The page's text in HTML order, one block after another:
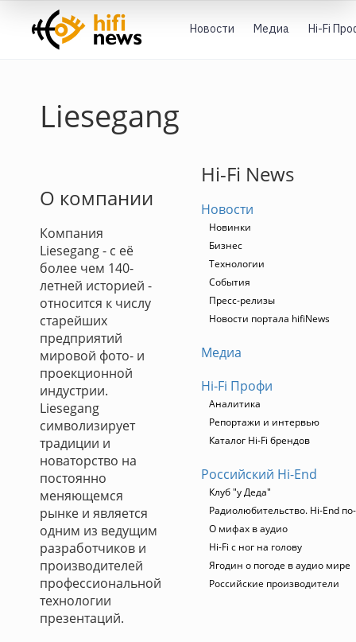
Новости Медиа Hi-Fi
Liesegang
О компании
Компания
Liesegang - с её
более чем 140-
летней историей -
относится к числу
старейших
предприятий
мировой фото- и
проекционной
индустрии.
Liesegang
символизирует
традиции и
новаторство на
постоянно
меняющемся
рынке и является
одним из ведущим
разработчиков и
производителей
профессиональной
технологии
презентаций.
Hi-Fi News
Новости
Новинки
Бизнес
Технологии
События
Пресс-релизы
Новости портала hifiNews
Медиа
Hi-Fi Профи
Аналитика
Репортажи и интервью
Каталог Hi-Fi брендов
Российский Hi-End
Клуб "у Деда"
Радиолюбительство. Hi-End
О мифах в аудио
Hi-Fi с ног на голову
Ягодин о погоде в аудио мире
Российские производители